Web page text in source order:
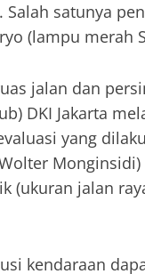
satunya
(lampu merah
jalan dan
DKI Jakarta
yang
(ukuran jalan
kendaraan